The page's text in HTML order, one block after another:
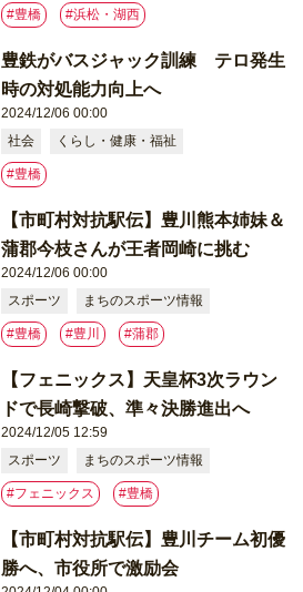
#豊橋 #浜松・湖西
豊鉄がバスジャック訓練 テロ発生
時の対処能力向上へ
2024/12/06 00:00
社会
くらし・健康・福祉
#豊橋
【市町村対抗駅伝】豊川熊本姉妹＆
蒲郡今枝さんが王者岡崎に挑む
2024/12/06 00:00
スポーツ
まちのスポーツ情報
#豊橋 #豊川 #蒲郡
【フェニックス】天皇杯3次ラウン
ドで長崎撃破、準々決勝進出へ
2024/12/05 12:59
スポーツ
まちのスポーツ情報
#フェニックス #豊橋
【市町村対抗駅伝】豊川チーム初優
勝へ、市役所で激励会